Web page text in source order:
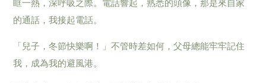
眶一熱，深呼吸之際。電話響起，熟悉的頭像，那是來自家
的通話，我接起電話。
「兒子，冬節快樂啊！」不管時差如何，父母總能牢牢記住
我，成為我的避風港。